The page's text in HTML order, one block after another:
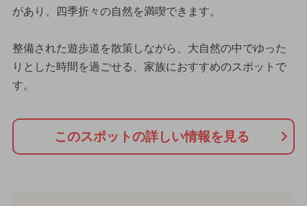
があり、四季折々の自然を満喫できます。
整備された遊歩道を散策しながら、大自然の中でゆった
りとした時間を過ごせる、家族におすすめのスポットで
す。
このスポットの詳しい情報を見る